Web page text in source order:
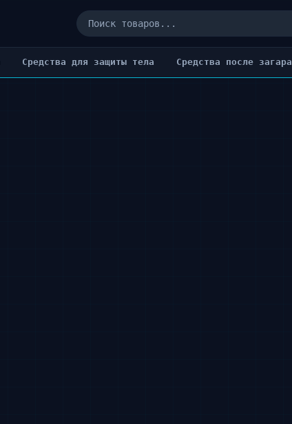
Cредства для защиты тела Cредства после загара